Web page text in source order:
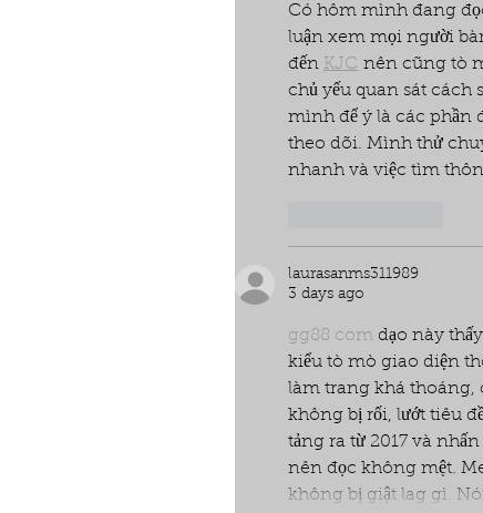
Có hôm mình đang
luận xem mọi người
đến KJC nên cũng tò
chủ yếu quan sát cách
mình để ý là các phần
theo dõi. Mình thử
nhanh và việc tìm
laurasanms311989
3 days ago
gg88 com dạo này
kiểu tò mò giao diện
làm trang khá
không bị rối, lướt tiêu
tảng ra từ 2017 và
nên đọc không mệt.
không bị giật lag gì.